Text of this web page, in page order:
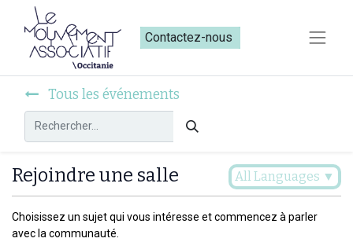
Contactez-nous​​
Tous les événements
Rejoindre une salle All Languages ▼
Choisissez un sujet qui vous intéresse et commencez à parler
avec la communauté.